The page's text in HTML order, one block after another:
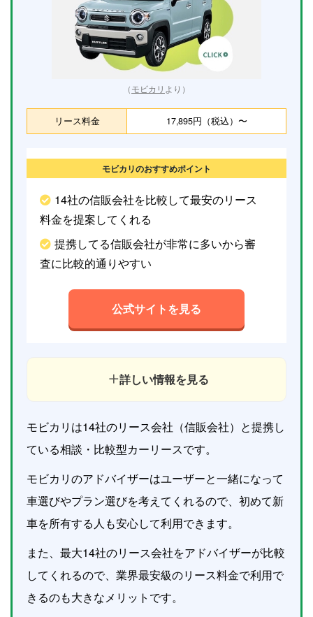
（モビカリ より）
リース料金 17,895円（税込）〜
モビカリのおすすめポイント
14社の信販会社を比較して最安のリース
料金を提案してくれる
提携してる信販会社が非常に多いから審
査に比較的通りやすい
公式サイトを見る
詳しい情報を見る
モビカリは14社のリース会社（信販会社）と提携し
ている相談・比較型カーリースです。
モビカリのアドバイザーはユーザーと一緒になって
車選びやプラン選びを考えてくれるので、初めて新
車を所有する人も安心して利用できます。
また、最大14社のリース会社をアドバイザーが比較
してくれるので、業界最安級のリース料金で利用で
きるのも大きなメリットです。